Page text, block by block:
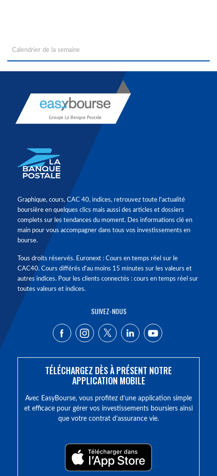
Calendrier de la semaine
Graphique, cours, CAC 40, indices, retrouvez toute l'actualité
boursière en quelques clics mais aussi des articles et dossiers
complets sur les tendances du moment. Des informations clé en
main pour vous accompagner dans tous vos investissements en
bourse.
Tous droits réservés. Euronext : Cours en temps réel sur le
CAC40. Cours différés d'au moins 15 minutes sur les valeurs et
autres indices. Pour les clients connectés : cours en temps réel sur
toutes valeurs et indices.
SUIVEZ-NOUS
TÉLÉCHARGEZ DÈS À PRÉSENT NOTRE
APPLICATION MOBILE
Avec EasyBourse, vous profitez d’une application simple
et efficace pour gérer vos investissements boursiers ainsi
que votre contrat d’assurance vie.